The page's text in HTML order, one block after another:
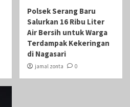
Polsek Serang Baru
Salurkan 16 Ribu Liter
Air Bersih untuk Warga
Terdampak Kekeringan
di Nagasari
jamal zonta 0